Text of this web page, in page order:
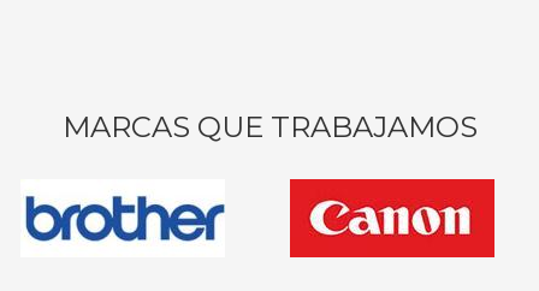
MARCAS QUE TRABAJAMOS